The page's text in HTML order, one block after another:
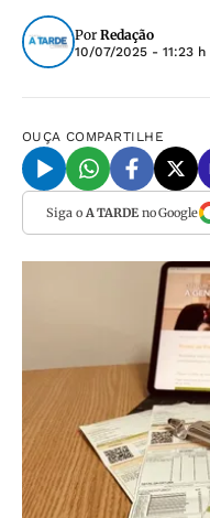
Por Redação
10/07/2025 - 11:23 h
OUÇA COMPARTILHE
Siga o A TARDEno Google